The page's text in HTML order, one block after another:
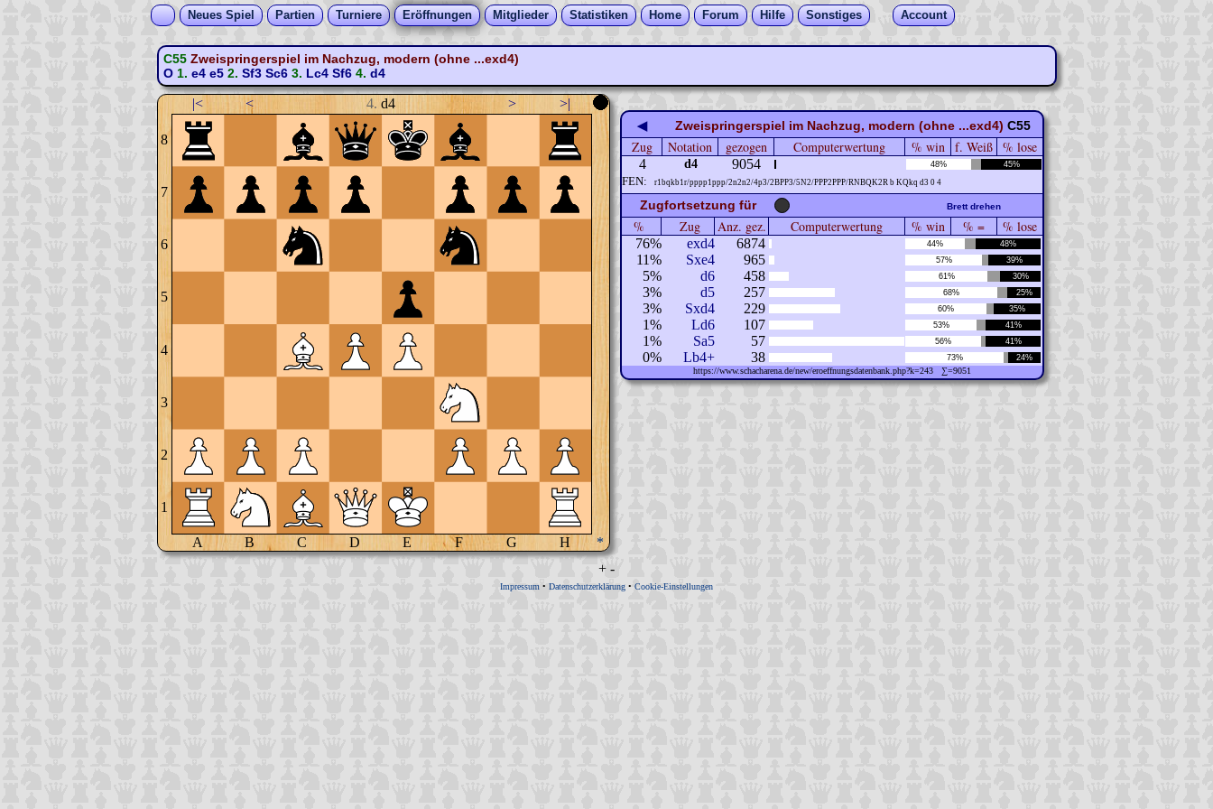
Neues Spiel Partien Turniere Eröffnungen Mitglieder Statistiken Home Forum Hilfe Sonstiges Account
C55 Zweispringerspiel im Nachzug, modern (ohne ...exd4)
O1. e4 e52. Sf3 Sc63. Lc4 Sf64. d4
|< < 4. d4 > >|
8
7
6
5
4
3
2
1
A B C D E F G H *
◀ Zweispringerspiel im Nachzug, modern (ohne ...exd4) C55
Zug Notation gezogen Computerwertung % win f. Weiß % lose
4 d4 9054 48% 45%
FEN: r1bqkb1r/pppp1ppp/2n2n2/4p3/2BPP3/5N2/PPP2PPP/RNBQK2R b KQkq d3 0 4
Zugfortsetzung für Brett drehen
% Zug Anz. gez. Computerwertung % win % = % lose
76% exd4 6874 44% 48%
11% Sxe4 965 57% 39%
5% d6 458 61% 30%
3% d5 257 68% 25%
3% Sxd4 229 60% 35%
1% Ld6 107 53% 41%
1% Sa5 57 56% 41%
0% Lb4+ 38 73% 24%
https://www.schacharena.de/new/eroeffnungsdatenbank.php?k=243 ∑=9051
+ -
Impressum • Datenschutzerklärung • Cookie-Einstellungen